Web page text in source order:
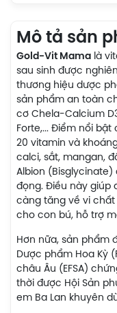
Mô tả sản
Gold-Vit Mama là
sau sinh được
thương hiệu dược
sản phẩm an toàn
cơ Chela-Calcium
Forte,... Điểm nổi
20 vitamin và
calci, sắt, mangan,
Albion
đọng. Điều này giúp
càng tăng về vi
cho con bú, hỗ trợ
Hơn nữa, sản phẩm
Dược phẩm Hoa Kỳ
châu Âu (EFSA)
thời được Hội Sản
em Ba Lan khuyên